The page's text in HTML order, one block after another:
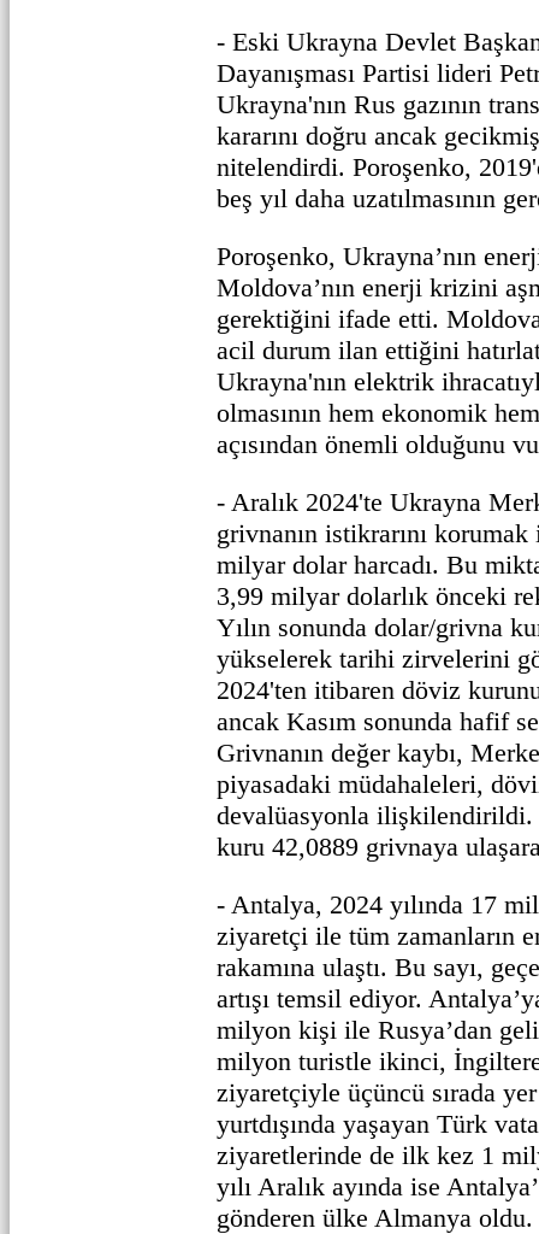
- Eski Ukrayna Devlet
Dayanışması Partisi lideri
Ukrayna'nın Rus gazının
kararını doğru ancak
nitelendirdi. Poroşenko,
beş yıl daha uzatılmasının
Poroşenko, Ukrayna’nın
Moldova’nın enerji krizini
gerektiğini ifade etti.
acil durum ilan ettiğini
Ukrayna'nın elektrik
olmasının hem ekonomik
açısından önemli olduğunu
- Aralık 2024'te Ukrayna
grivnanın istikrarını
milyar dolar harcadı. Bu
3,99 milyar dolarlık önceki
Yılın sonunda dolar/grivna
yükselerek tarihi zirvelerini
2024'ten itibaren döviz
ancak Kasım sonunda hafif
Grivnanın değer kaybı,
piyasadaki müdahaleleri,
devalüasyonla ilişkilendirildi.
kuru 42,0889 grivnaya
- Antalya, 2024 yılında 17
ziyaretçi ile tüm zamanların
rakamına ulaştı. Bu sayı,
artışı temsil ediyor.
milyon kişi ile Rusya’dan
milyon turistle ikinci,
ziyaretçiyle üçüncü sırada
yurtdışında yaşayan Türk
ziyaretlerinde de ilk kez 1
yılı Aralık ayında ise
gönderen ülke Almanya oldu.